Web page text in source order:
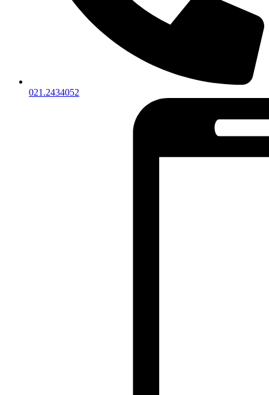
021.2434052